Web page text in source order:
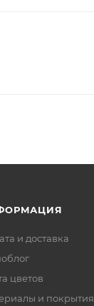
и доставка
цветов
и покрытия